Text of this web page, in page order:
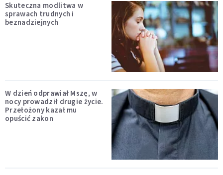
Skuteczna modlitwa w
sprawach trudnych i
beznadziejnych
W dzień odprawiał Mszę, w
nocy prowadził drugie życie.
Przełożony kazał mu
opuścić zakon